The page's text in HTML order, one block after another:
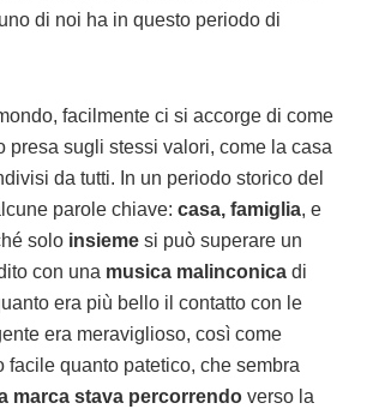
di noi ha in questo periodo di
facilmente ci si accorge di come
presa sugli stessi valori, come la casa
da tutti. In un periodo storico del
parole chiave: casa, famiglia, e
solo insieme si può superare un
con una musica malinconica di
era più bello il contatto con le
era meraviglioso, così come
quanto patetico, che sembra
marca stava percorrendo verso la